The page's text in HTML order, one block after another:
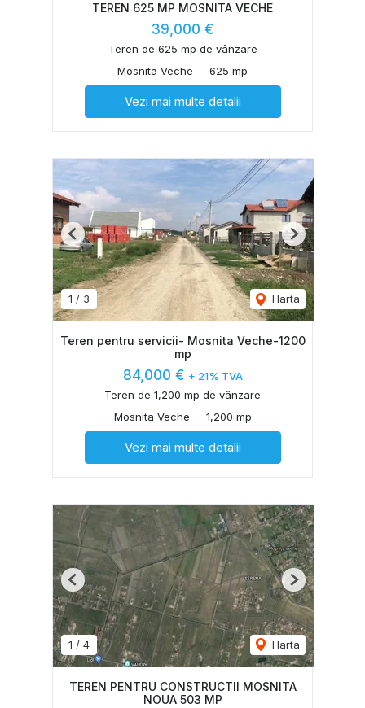
TEREN 625 MP MOSNITA VECHE
39,000 €
Teren de 625 mp de vânzare
Mosnita Veche
625 mp
Vezi mai multe detalii
1 / 3 Harta
Previous Next
Teren pentru servicii- Mosnita Veche-1200
mp
84,000 € + 21% TVA
Teren de 1,200 mp de vânzare
Mosnita Veche
1,200 mp
Vezi mai multe detalii
1 / 4 Harta
Previous Next
TEREN PENTRU CONSTRUCTII MOSNITA
NOUA 503 MP